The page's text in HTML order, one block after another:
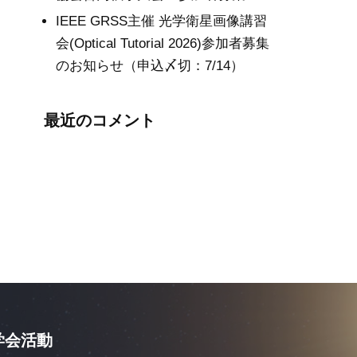
IEEE GRSS主催 光学衛星画像講習
会(Optical Tutorial 2026)参加者募集
のお知らせ（申込〆切：7/14）
最近のコメント
会活動